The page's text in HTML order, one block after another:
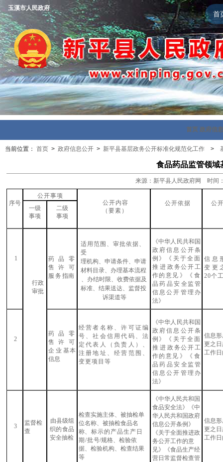
首
玉溪市人民政府
首页 政府信
当前位置： 首页 > 政府信息公开 > 新平县基层政务公开标准化规范化工作 >
食品药品监管领域
来源：新平县人民政府网 时间
序号
公开事项
公开内容
（要素）
公开依据 公
一级
事项
二级
事项
1
行政
审批
药品零
售许可
服务 指南
适用范围、审批依据、
受
理机构、申请条件、申请
材料目录、办理基本流程
、办结时限、收费依据及
标准、结果送达、监督投
诉渠道等
《中华人民共和国
政府信息公开条
例 》《关于全面
推进 政务公开工
作的意 见》《食
品药品安 全监管
信息公开管理办
法》
信息
变 更
20个
2
药品零
售许可
企业 基本
信息
经营者名称、许可证编
号、社会信用代码、法
定代表人（负责人）、
注册地 址、经营范围、
变更项目 等
《中华人民共和国
政府信息公开条
例 》《关于全面
推进 政务公开工
作的意 见》《食
品药品安 全监管
信息公开管理办
法》
信息
更之
工作
3
监督检
查
由县级组
织的食品
安全抽检
检查实施主体、被抽检单
位名称、被抽检食品名
称、标示的产品生产日
期 /批号/规格、检验依
据、检验机构、检查结果
等
《中华人民共和国
食品安全法》《中
华人民共和国政府
信息公开条例》
《关于全面推进政
务公开工作的意
见》《食品生产经
营日常监督检查管
信息
更之
工作